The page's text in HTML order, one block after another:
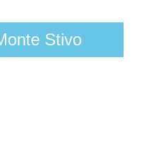
Stivo